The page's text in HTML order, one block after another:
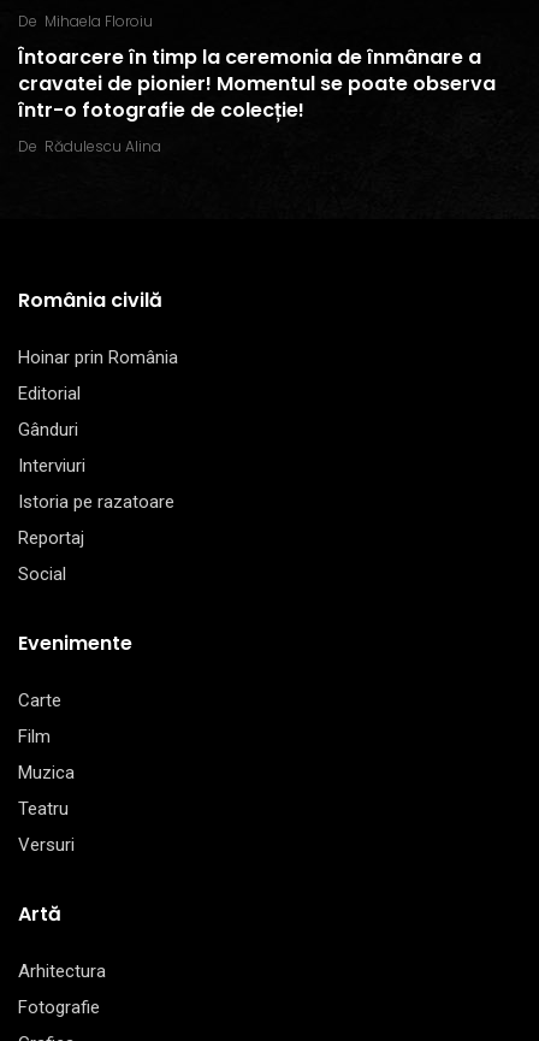
De Mihaela Floroiu
Întoarcere în timp la ceremonia de înmânare a
cravatei de pionier! Momentul se poate observa
într-o fotografie de colecție!
De Rădulescu Alina
România civilă
Hoinar prin România
Editorial
Gânduri
Interviuri
Istoria pe razatoare
Reportaj
Social
Evenimente
Carte
Film
Muzica
Teatru
Versuri
Artă
Arhitectura
Fotografie